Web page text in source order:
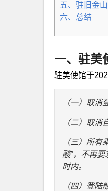
五、驻旧金
六、总结
一、驻美
驻美使馆于
（一）取消
（二）取消
（三）所
酸”，不再
时内。
（四）登陆